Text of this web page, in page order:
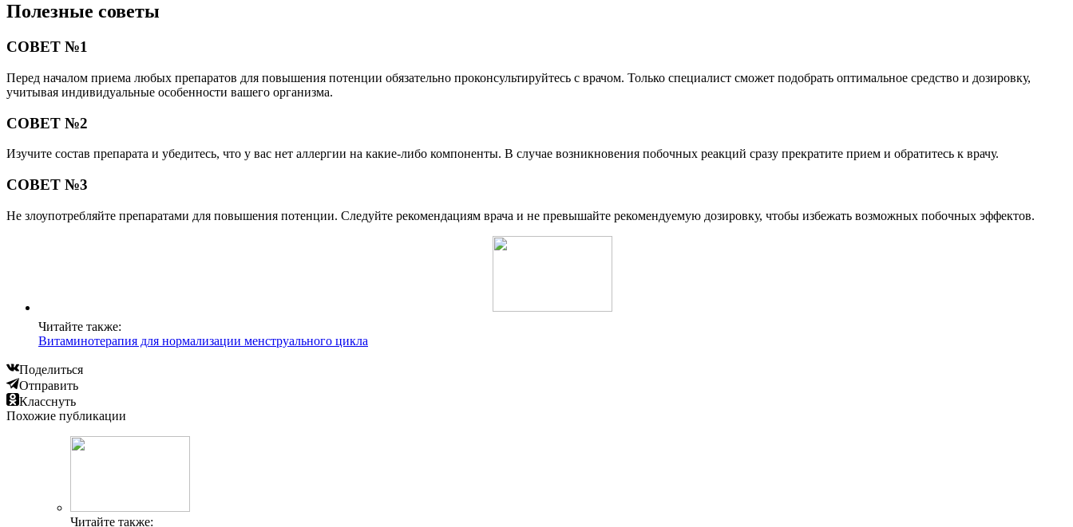
Полезные советы
СОВЕТ №1
Перед началом приема любых препаратов для повышения потенции обязательно проконсультируйтесь с врачом. Только специалист сможет подобрать оптимальное средство и дозировку,
учитывая индивидуальные особенности вашего организма.
СОВЕТ №2
Изучите состав препарата и убедитесь, что у вас нет аллергии на какие-либо компоненты. В случае возникновения побочных реакций сразу прекратите прием и обратитесь к врачу.
СОВЕТ №3
Не злоупотребляйте препаратами для повышения потенции. Следуйте рекомендациям врача и не превышайте рекомендуемую дозировку, чтобы избежать возможных побочных эффектов.
Читайте также:
Витаминотерапия для нормализации менструального цикла
Поделиться
Отправить
Класснуть
Похожие публикации
Читайте также: